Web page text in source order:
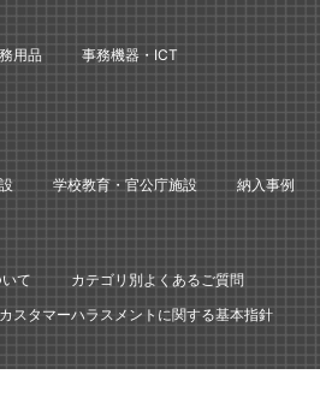
用品
事務機器・ICT
学校教育・官公庁施設 納入事例
て
カテゴリ別よくあるご質問
カスタマーハラスメントに関する基本指針